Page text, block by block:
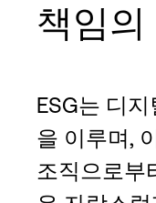
책임의
ESG는 디
을 이루며,
조직으로부